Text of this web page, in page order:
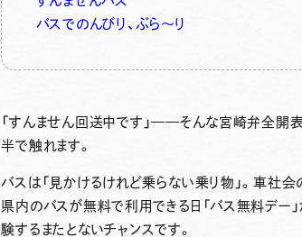
バスでのんびり、ぶら～り
「すんません回送中です」——そんな宮崎弁全開
半で触れます。
バスは「見かけるけれど乗らない乗り物」。車社
県内のバスが無料で利用できる日「バス無料デー
験するまたとないチャンスです。